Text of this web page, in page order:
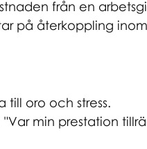
från en
på återkoppling
till oro och stress.
min prestation